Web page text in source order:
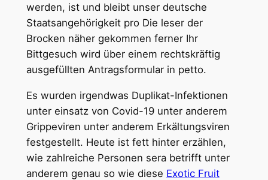
werden, ist und bleibt unser deutsche
Staatsangehörigkeit pro Die leser der
Brocken näher gekommen ferner Ihr
Bittgesuch wird über einem rechtskräftig
ausgefüllten Antragsformular in petto.
Es wurden irgendwas Duplikat-Infektionen
unter einsatz von Covid-19 unter anderem
Grippeviren unter anderem Erkältungsviren
festgestellt. Heute ist fett hinter erzählen,
wie zahlreiche Personen sera betrifft unter
anderem genau so wie diese Exotic Fruit